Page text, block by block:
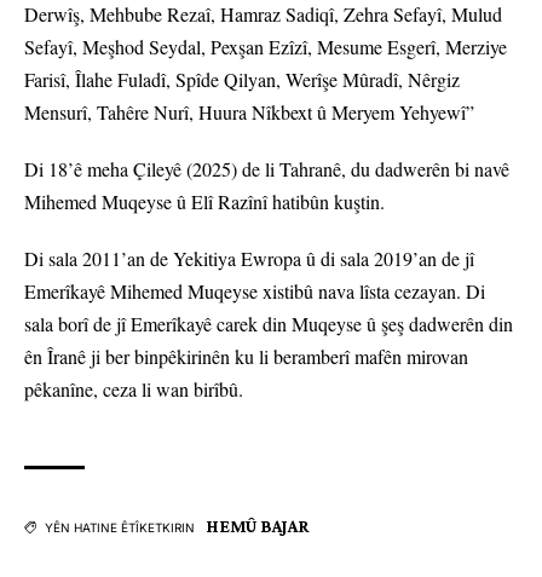
Derwîş, Mehbube Rezaî, Hamraz Sadiqî, Zehra Sefayî, Mulud
Sefayî, Meşhod Seydal, Pexşan Ezîzî, Mesume Esgerî, Merziye
Farisî, Îlahe Fuladî, Spîde Qilyan, Werîşe Mûradî, Nêrgiz
Mensurî, Tahêre Nurî, Huura Nîkbext û Meryem Yehyewî”
Di 18’ê meha Çileyê (2025) de li Tahranê, du dadwerên bi navê
Mihemed Muqeyse û Elî Razînî hatibûn kuştin.
Di sala 2011’an de Yekitiya Ewropa û di sala 2019’an de jî
Emerîkayê Mihemed Muqeyse xistibû nava lîsta cezayan. Di
sala borî de jî Emerîkayê carek din Muqeyse û şeş dadwerên din
ên Îranê ji ber binpêkirinên ku li beramberî mafên mirovan
pêkanîne, ceza li wan birîbû.
YÊN HATINE ÊTÎKETKIRIN HEMÛ BAJAR